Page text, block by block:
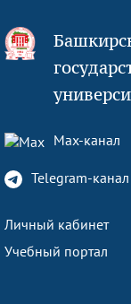
Max-канал
Telegram-канал
Личный кабинет
Учебный портал